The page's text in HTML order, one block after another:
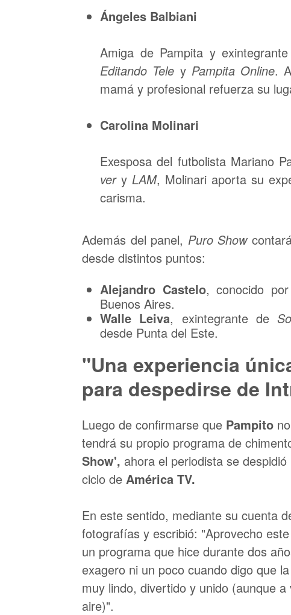
Ángeles Balbiani
Amiga de Pampita y
Editando Tele y Pampita Online.
mamá y profesional refuerza su
Carolina Molinari
Exesposa del futbolista Mariano
very LAM, Molinari aporta su
carisma.
Además del panel, Puro Show
desde distintos puntos:
Alejandro Castelo, conocido
Buenos Aires.
Walle Leiva, exintegrante de
desde Punta del Este.
"Una experiencia
para despedirse de
Luego de confirmarse que Pampito
tendrá su propio programa de
Show', ahora el periodista se
ciclo de América TV.
En este sentido, mediante su cuenta
fotografías y escribió: "Aprovecho
un programa que hice durante dos
exagero ni un poco cuando digo que
muy lindo, divertido y unido (aunque
aire)".